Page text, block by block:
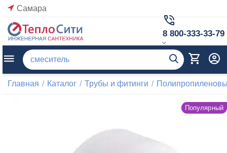
Самара
8 800-333-33-79
Главная / Каталог / Трубы и фитинги /
Популярный